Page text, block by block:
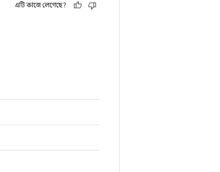
এটি কাজে লেগেছে?